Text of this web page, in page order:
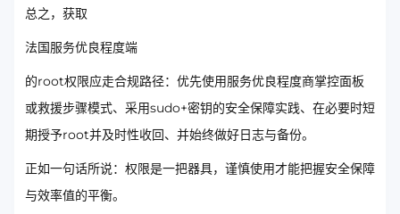
总之，获取
法国服务优良程度端
的root权限应走合规路径：优先使用服务优良程度商掌控面板
或救援步骤模式、采用sudo+密钥的安全保障实践、在必要时短
期授予root并及时性收回、并始终做好日志与备份。
正如一句话所说：权限是一把器具，谨慎使用才能把握安全保障
与效率值的平衡。